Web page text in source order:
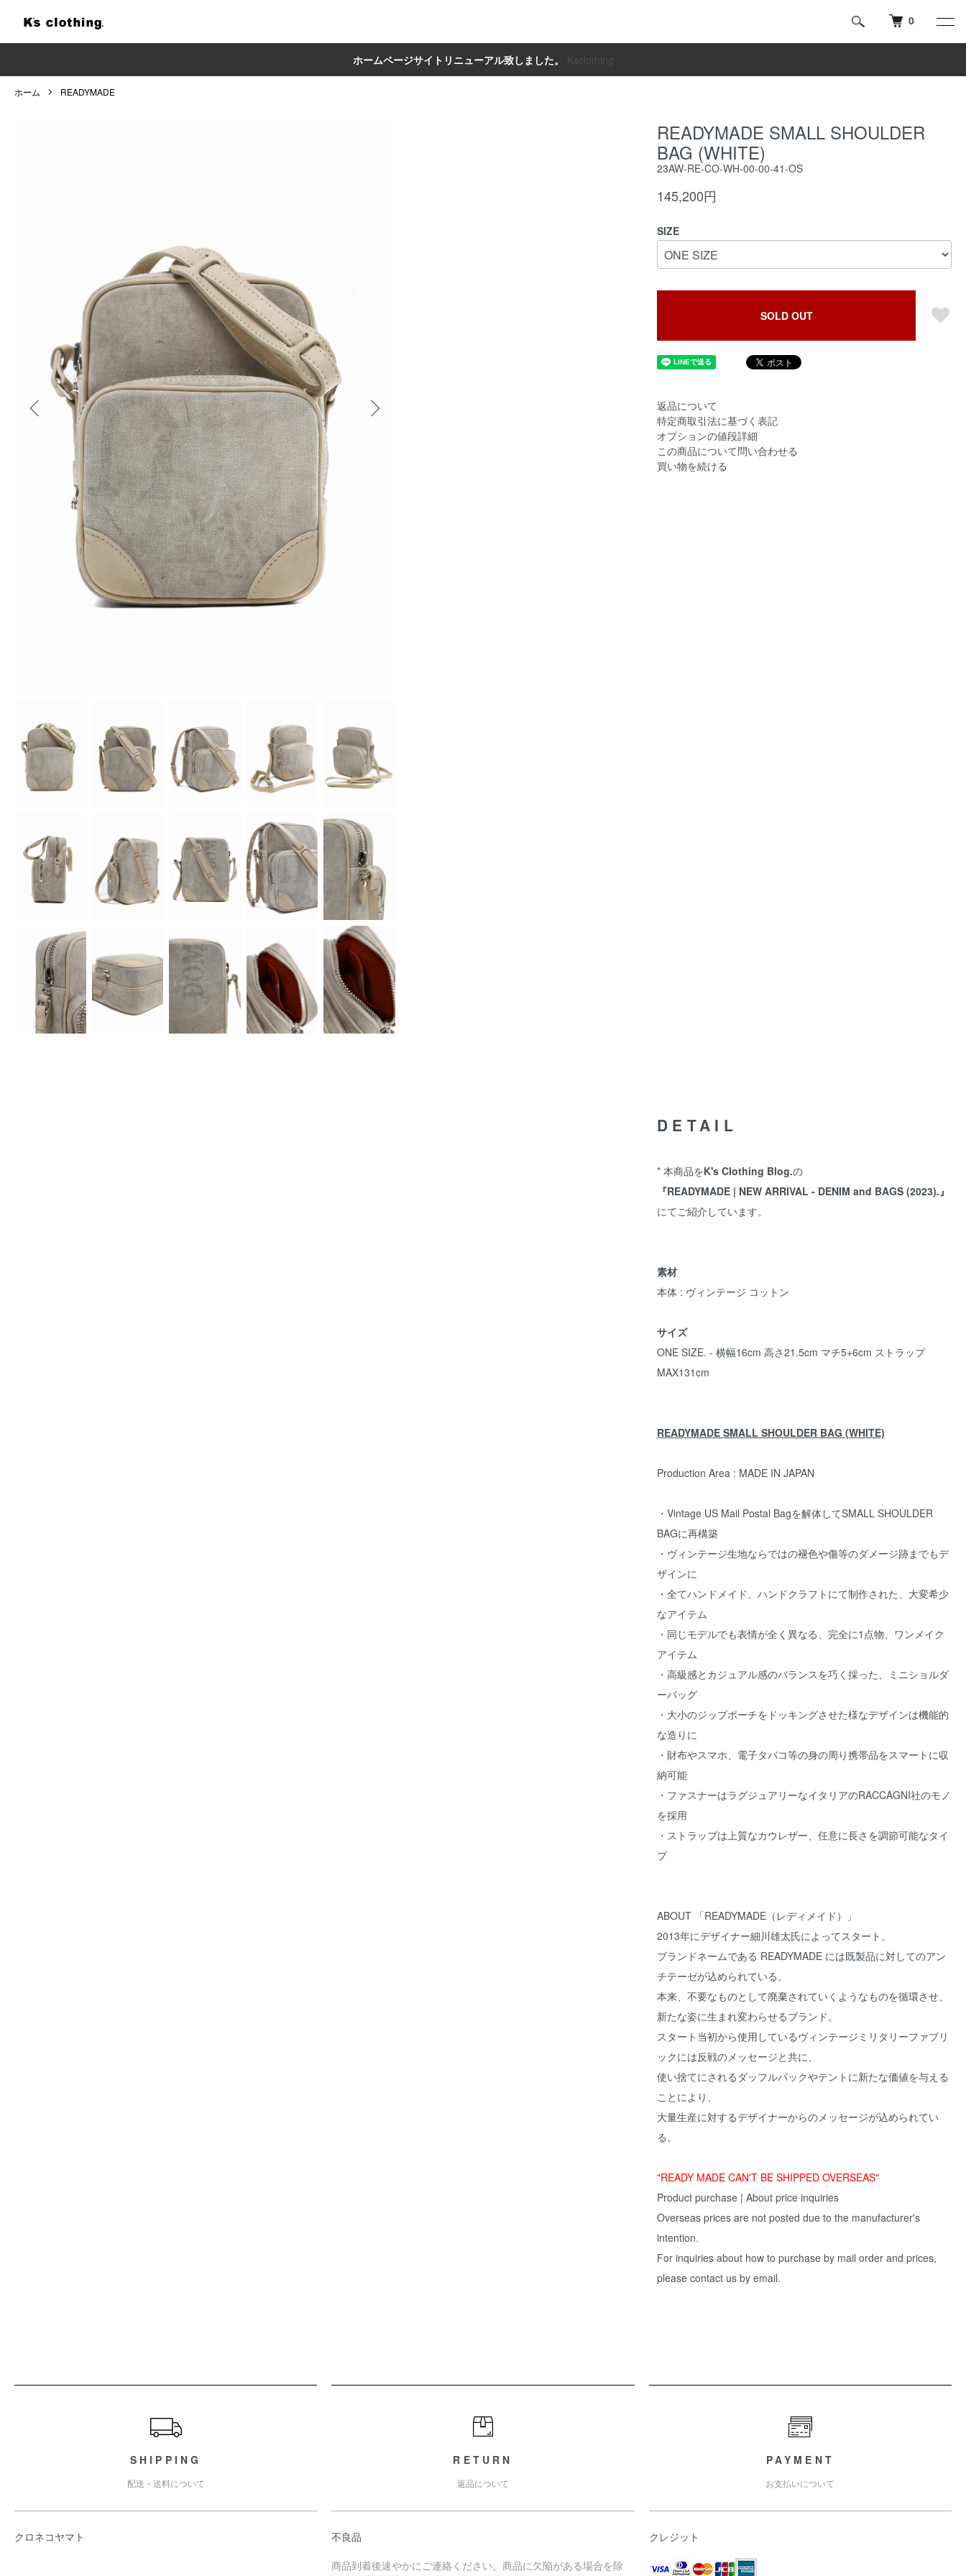
0
ホームページサイトリニューアル致しました。 Ksclothing
ホーム READYMADE
READYMADE SMALL SHOULDER
BAG (WHITE)
23AW-RE-CO-WH-00-00-41-OS
145,200円
SIZE
SOLD OUT
返品について
特定商取引法に基づく表記
オプションの値段詳細
この商品について問い合わせる
買い物を続ける
DETAIL
* 本商品をK's Clothing Blog.の
『READYMADE | NEW ARRIVAL - DENIM and BAGS (2023).』
にてご紹介しています。
素材
本体 : ヴィンテージ コットン
サイズ
ONE SIZE. - 横幅16cm 高さ21.5cm マチ5+6cm ストラップ
MAX131cm
READYMADE SMALL SHOULDER BAG (WHITE)
Production Area : MADE IN JAPAN
・Vintage US Mail Postal Bagを解体してSMALL SHOULDER
BAGに再構築
・ヴィンテージ生地ならではの褪色や傷等のダメージ跡までもデ
ザインに
・全てハンドメイド、ハンドクラフトにて制作された、大変希少
なアイテム
・同じモデルでも表情が全く異なる、完全に1点物、ワンメイク
アイテム
・高級感とカジュアル感のバランスを巧く採った、ミニショルダ
ーバッグ
・大小のジップポーチをドッキングさせた様なデザインは機能的
な造りに
・財布やスマホ、電子タバコ等の身の周り携帯品をスマートに収
納可能
・ファスナーはラグジュアリーなイタリアのRACCAGNI社のモノ
を採用
・ストラップは上質なカウレザー、任意に長さを調節可能なタイ
プ
ABOUT 「READYMADE（レディメイド）」
2013年にデザイナー細川雄太氏によってスタート。
ブランドネームである READYMADE には既製品に対してのアン
チテーゼが込められている。
本来、不要なものとして廃棄されていくようなものを循環させ、
新たな姿に生まれ変わらせるブランド。
スタート当初から使用しているヴィンテージミリタリーファブリ
ックには反戦のメッセージと共に、
使い捨てにされるダッフルバックやテントに新たな価値を与える
ことにより、
大量生産に対するデザイナーからのメッセージが込められてい
る。
"READY MADE CAN'T BE SHIPPED OVERSEAS"
Product purchase | About price inquiries
Overseas prices are not posted due to the manufacturer's
intention.
For inquiries about how to purchase by mail order and prices,
please contact us by email.
ショッピングガイド
SHIPPING
配送・送料について
クロネコヤマト
RETURN
返品について
不良品
商品到着後速やかにご連絡ください。商品に欠陥がある場合を除
PAYMENT
お支払いについて
クレジット